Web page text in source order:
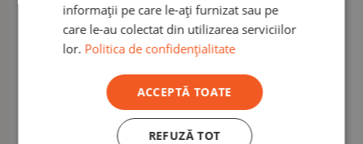
HELIKON-TEX
Set de tacâmuri pentru camping Helikon - inox
informații pe care le-ați furnizat sau pe
care le-au colectat din utilizarea serviciilor
lor. Politica de confidențialitate
ACCEPTĂ TOATE
REFUZĂ TOT